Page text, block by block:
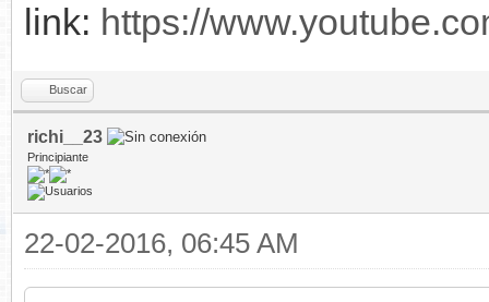
link: https://
Buscar
richi__23
Principiante
22-02-2016, 06:45 AM